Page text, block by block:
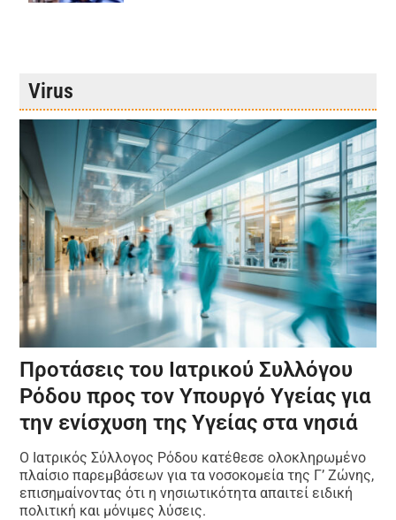
Virus
Προτάσεις του Ιατρικού Συλλόγου
Ρόδου προς τον Υπουργό Υγείας για
την ενίσχυση της Υγείας στα νησιά
Ο Ιατρικός Σύλλογος Ρόδου κατέθεσε ολοκληρωμένο
πλαίσιο παρεμβάσεων για τα νοσοκομεία της Γ’ Ζώνης,
επισημαίνοντας ότι η νησιωτικότητα απαιτεί ειδική
πολιτική και μόνιμες λύσεις.